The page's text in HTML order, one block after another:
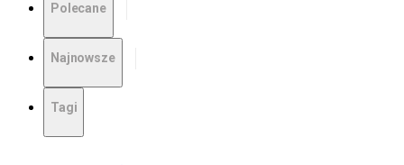
Polecane
Najnowsze
Tagi